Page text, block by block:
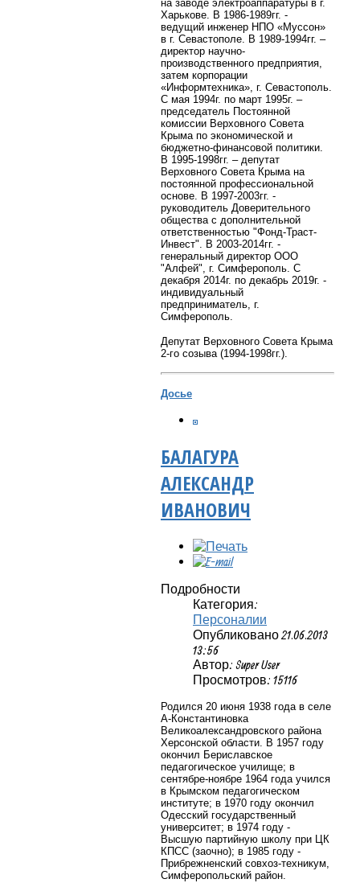
на заводе электроаппаратуры в г.
Харькове. В 1986-1989гг. -
ведущий инженер НПО «Муссон»
в г. Севастополе. В 1989-1994гг. –
директор научно-
производственного предприятия,
затем корпорации
«Информтехника», г. Севастополь.
С мая 1994г. по март 1995г. –
председатель Постоянной
комиссии Верховного Совета
Крыма по экономической и
бюджетно-финансовой политики.
В 1995-1998гг. – депутат
Верховного Совета Крыма на
постоянной профессиональной
основе. В 1997-2003гг. -
руководитель Доверительного
общества с дополнительной
ответственностью "Фонд-Траст-
Инвест". В 2003-2014гг. -
генеральный директор ООО
"Алфей", г. Симферополь. С
декабря 2014г. по декабрь 2019г. -
индивидуальный
предприниматель, г.
Симферополь.
Депутат Верховного Совета Крыма
2-го созыва (1994-1998гг.).
Досье
БАЛАГУРА
АЛЕКСАНДР
ИВАНОВИЧ
Подробности
Категория:
Персоналии
Опубликовано 21.06.2013
13:56
Автор: Super User
Просмотров: 15116
Родился 20 июня 1938 года в селе
А-Константиновка
Великоалександровского района
Херсонской области. В 1957 году
окончил Бериславское
педагогическое училище; в
сентябре-ноябре 1964 года учился
в Крымском педагогическом
институте; в 1970 году окончил
Одесский государственный
университет; в 1974 году -
Высшую партийную школу при ЦК
КПСС (заочно); в 1985 году -
Прибрежненский совхоз-техникум,
Симферопольский район.